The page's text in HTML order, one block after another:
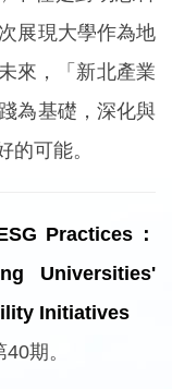
展現大學作為地
來，「新北產業
為基礎，深化與
的可能。
Practices：
Universities'
Initiatives
期。